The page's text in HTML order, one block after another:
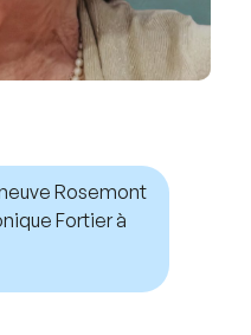
Rosemont
Fortier à